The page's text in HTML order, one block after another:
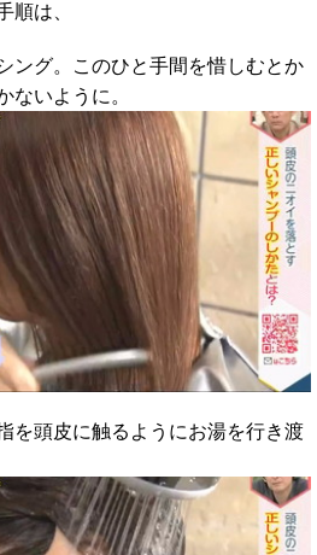
順は、
ング。このひと手間を惜しむとか
ないように。
を頭皮に触るようにお湯を行き渡